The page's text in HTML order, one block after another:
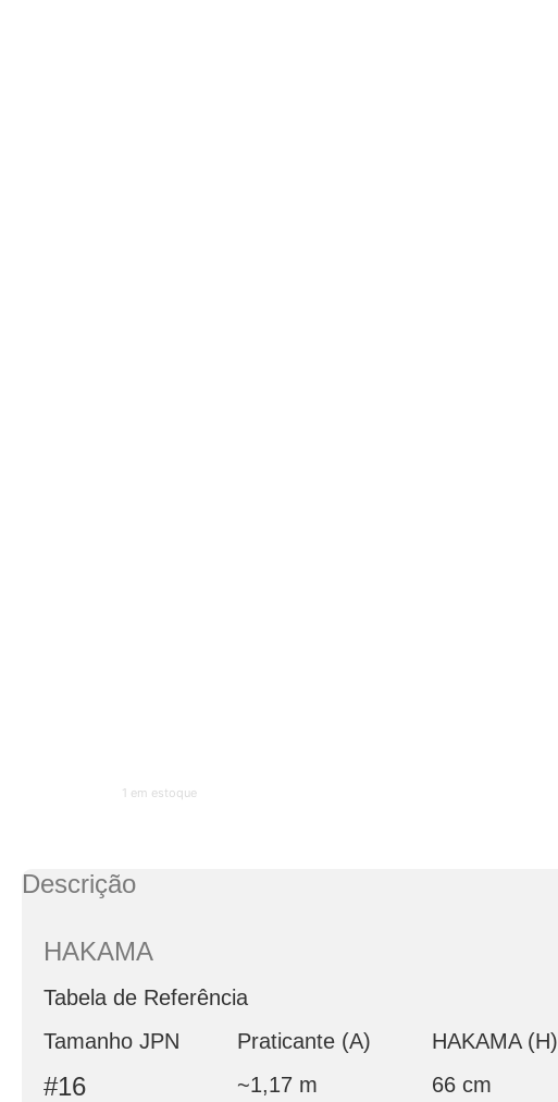
1 em estoque
Descrição
HAKAMA
Tabela de Referência
Tamanho JPN
Praticante (A) HAKAMA (H)
#16 ~1,17 m 66 cm